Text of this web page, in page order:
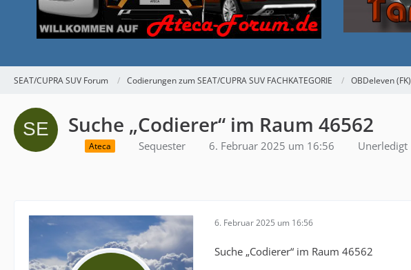
SEAT/CUPRA SUV Forum Codierungen zum SEAT/CUPRA SUV FACHKATEGORIE OBDeleven (FK)
Suche „Codierer“ im Raum 46562
Ateca Sequester 6. Februar 2025 um 16:56 Unerledigt
6. Februar 2025 um 16:56
Suche „Codierer“ im Raum 46562